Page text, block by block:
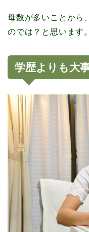
母数が多いことから
のでは？と思います。
学歴よりも大